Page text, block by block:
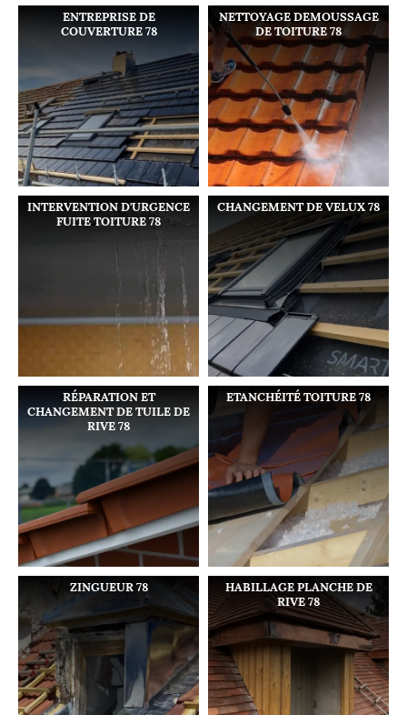
ENTREPRISE DE
COUVERTURE 78
NETTOYAGE DEMOUSSAGE
DE TOITURE 78
INTERVENTION D'URGENCE
FUITE TOITURE 78
CHANGEMENT DE VELUX 78
RÉPARATION ET
CHANGEMENT DE TUILE DE
RIVE 78
ETANCHÉITÉ TOITURE 78
ZINGUEUR 78
HABILLAGE PLANCHE DE
RIVE 78